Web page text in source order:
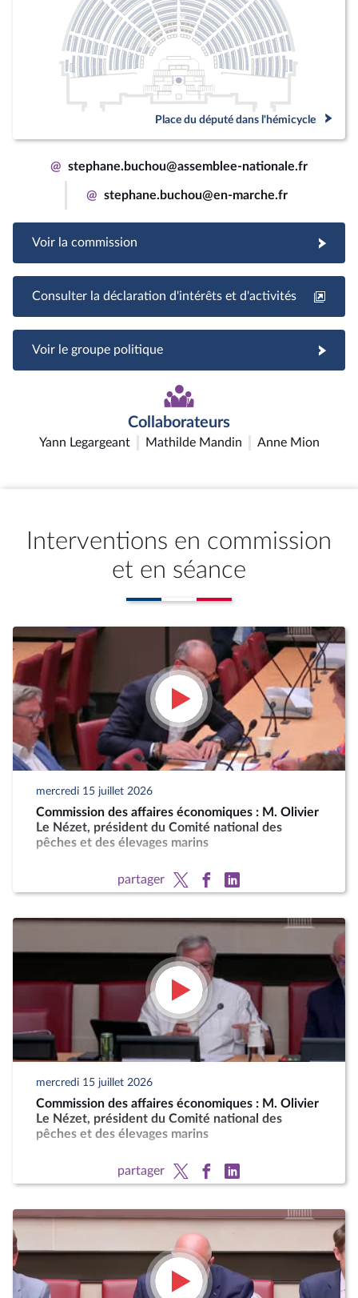
Place du député dans l'hémicycle
@ stephane.buchou@assemblee-nationale.fr
@ stephane.buchou@en-marche.fr
Voir la commission
Consulter la déclaration d'intérêts et d'activités
Voir le groupe politique
Collaborateurs
Yann Legargeant Mathilde Mandin Anne Mion
Interventions en commission
et en séance
mercredi 15 juillet 2026
Commission des affaires économiques : M. Olivier
Le Nézet, président du Comité national des
pêches et des élevages marins
partager
mercredi 15 juillet 2026
Commission des affaires économiques : M. Olivier
Le Nézet, président du Comité national des
pêches et des élevages marins
partager